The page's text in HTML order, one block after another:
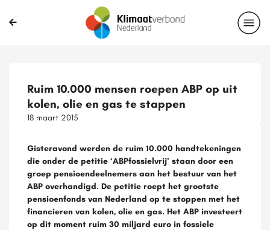
Ruim 10.000 mensen roepen ABP op uit
kolen, olie en gas te stappen
18 maart 2015
Gisteravond werden de ruim 10.000 handtekeningen
die onder de petitie ‘ABPfossielvrij’ staan door een
groep pensioendeelnemers aan het bestuur van het
ABP overhandigd. De petitie roept het grootste
pensioenfonds van Nederland op te stoppen met het
financieren van kolen, olie en gas. Het ABP investeert
op dit moment ruim 30 miljard euro in fossiele